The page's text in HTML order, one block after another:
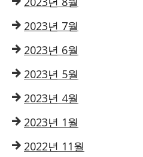
2023년 7월
2023년 6월
2023년 5월
2023년 4월
2023년 1월
2022년 11월